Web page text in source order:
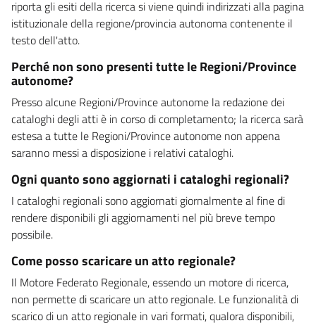
riporta gli esiti della ricerca si viene quindi indirizzati alla pagina
istituzionale della regione/provincia autonoma contenente il
testo dell'atto.
Perché non sono presenti tutte le Regioni/Province
autonome?
Presso alcune Regioni/Province autonome la redazione dei
cataloghi degli atti è in corso di completamento; la ricerca sarà
estesa a tutte le Regioni/Province autonome non appena
saranno messi a disposizione i relativi cataloghi.
Ogni quanto sono aggiornati i cataloghi regionali?
I cataloghi regionali sono aggiornati giornalmente al fine di
rendere disponibili gli aggiornamenti nel più breve tempo
possibile.
Come posso scaricare un atto regionale?
Il Motore Federato Regionale, essendo un motore di ricerca,
non permette di scaricare un atto regionale. Le funzionalità di
scarico di un atto regionale in vari formati, qualora disponibili,